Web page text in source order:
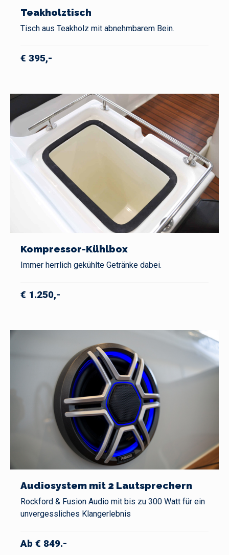
Teakholztisch
Tisch aus Teakholz mit abnehmbarem Bein.
€ 395,-
Kompressor-Kühlbox
Immer herrlich gekühlte Getränke dabei.
€ 1.250,-
Audiosystem mit 2 Lautsprechern
Rockford & Fusion Audio mit bis zu 300 Watt für ein
unvergessliches Klangerlebnis
Ab € 849.-